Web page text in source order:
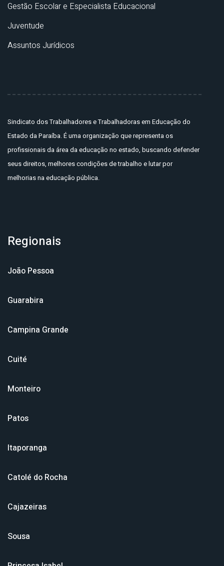
Gestão Escolar e Especialista Educacional
Juventude
Assuntos Jurídicos
Sindicato dos Trabalhadores e Trabalhadoras em Educação do
Estado da Paraíba. É uma organização que representa os
profissionais da área da educação no estado, buscando defender
seus direitos, melhores condições de trabalho e lutar por
melhorias na educação pública.
Regionais
João Pessoa
Guarabira
Campina Grande
Cuité
Monteiro
Patos
Itaporanga
Catolé do Rocha
Cajazeiras
Sousa